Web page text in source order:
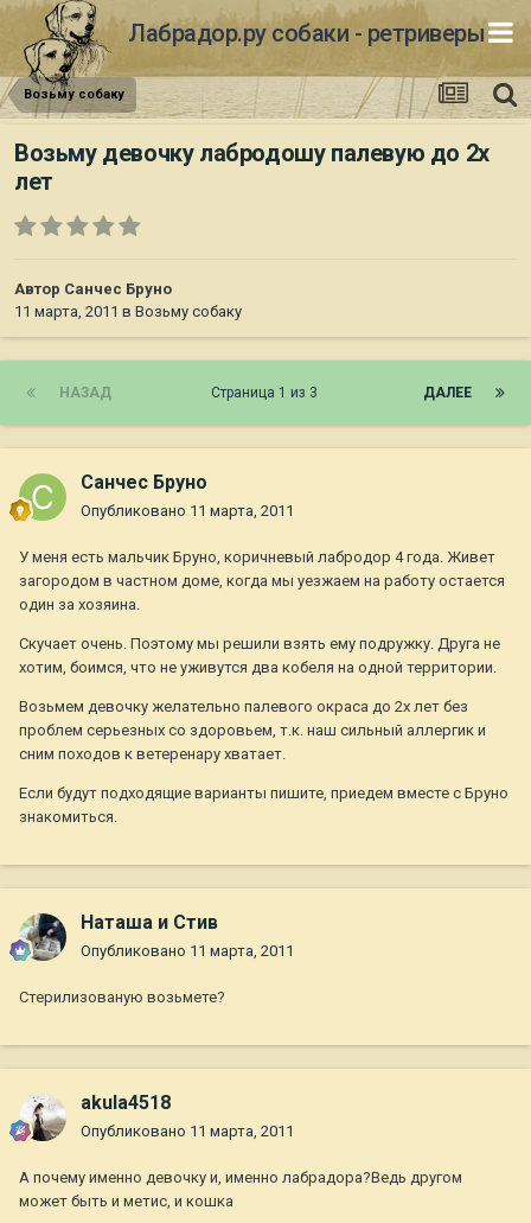
Лабрадор.ру собаки - ретриверы
Возьму собаку
Возьму девочку лабродошу палевую до 2х
лет
Автор Санчес Бруно
11 марта, 2011 в Возьму собаку
НАЗАД ДАЛЕЕ
Страница 1 из 3
Санчес Бруно
Опубликовано 11 марта, 2011
У меня есть мальчик Бруно, коричневый лабродор 4 года. Живет
загородом в частном доме, когда мы уезжаем на работу остается
один за хозяина.
Скучает очень. Поэтому мы решили взять ему подружку. Друга не
хотим, боимся, что не уживутся два кобеля на одной территории.
Возьмем девочку желательно палевого окраса до 2х лет без
проблем серьезных со здоровьем, т.к. наш сильный аллергик и
сним походов к ветеренару хватает.
Если будут подходящие варианты пишите, приедем вместе с Бруно
знакомиться.
Наташа и Стив
Опубликовано 11 марта, 2011
Стерилизованую возьмете?
akula4518
Опубликовано 11 марта, 2011
А почему именно девочку и, именно лабрадора?Ведь другом
может быть и метис, и кошка